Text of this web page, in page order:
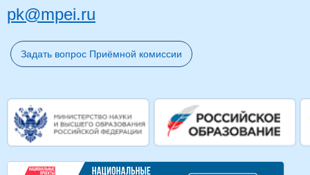
pk@mpei.ru
Задать вопрос Приёмной комиссии